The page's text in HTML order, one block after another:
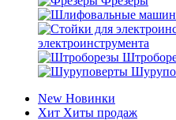
электроинструмента
New Новинки
Хит Хиты продаж